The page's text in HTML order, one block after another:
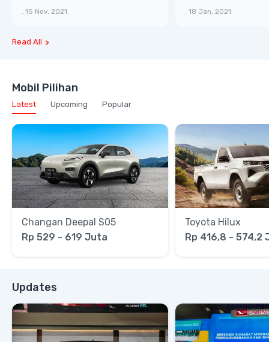
Karoseri yang Lebih Mudah
15 Nov, 2021 18 Jan, 2021
Read All
Mobil Pilihan
Latest Upcoming Popular
Changan Deepal S05
Rp 529 - 619 Juta
Toyota Hilux
Rp 416,8 - 574,2
Updates